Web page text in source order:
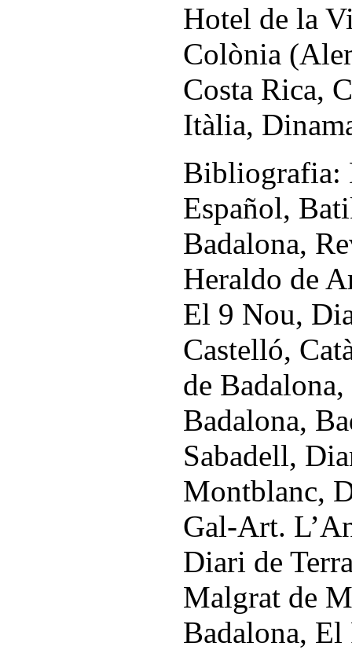
Hotel de la
Colònia
Costa Rica,
Itàlia,
Bibliografia:
Español,
Badalona,
Heraldo de
El 9 Nou,
Castelló,
de
Badalona,
Sabadell,
Montblanc,
Gal-Art.
Diari de
Malgrat de
Badalona, El